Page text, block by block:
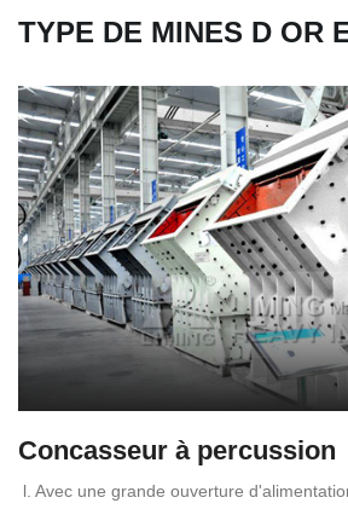
TYPE DE MINES D OR
Concasseur à percussion
l. Avec une grande ouverture